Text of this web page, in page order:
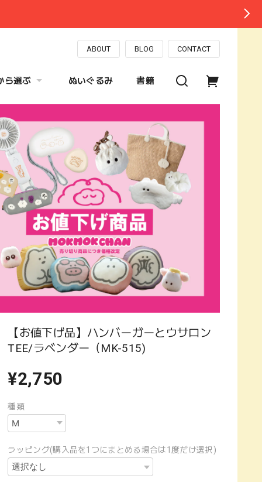
ABOUT BLOG CONTACT
ら選ぶ ぬいぐるみ 書籍
【お値下げ品】ハンバーガーとウサロン
TEE/ラベンダー（MK-515)
¥2,750
種類
ラッピング(購入品を1つにまとめる場合は1度だけ選択)